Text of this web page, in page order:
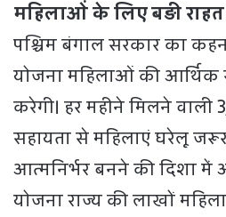
महिलाओं के लिए बड़ी
पश्चिम बंगाल सरकार का
योजना महिलाओं की आर्थिक
करेगी। हर महीने मिलने वाली
सहायता से महिलाएं घरेलू
आत्मनिर्भर बनने की दिशा
योजना राज्य की लाखों